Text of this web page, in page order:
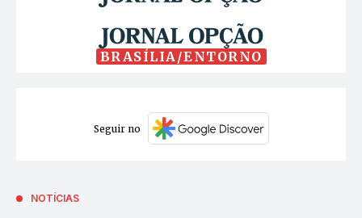
BRASÍLIA/ENTORNO
Seguir no
NOTÍCIAS